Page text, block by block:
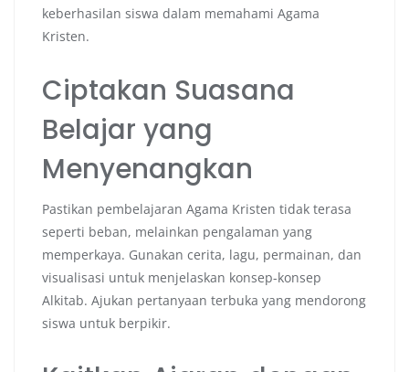
keberhasilan siswa dalam memahami Agama
Kristen.
Ciptakan Suasana
Belajar yang
Menyenangkan
Pastikan pembelajaran Agama Kristen tidak terasa
seperti beban, melainkan pengalaman yang
memperkaya. Gunakan cerita, lagu, permainan, dan
visualisasi untuk menjelaskan konsep-konsep
Alkitab. Ajukan pertanyaan terbuka yang mendorong
siswa untuk berpikir.